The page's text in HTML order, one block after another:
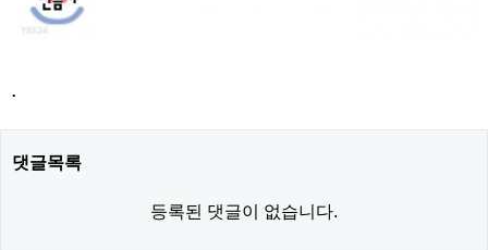
.
댓글목록
등록된 댓글이 없습니다.